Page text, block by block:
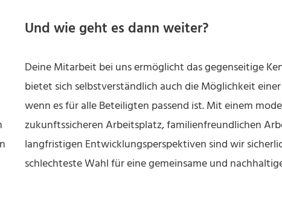
Und wie geht es dann weiter?
Deine Mitarbeit bei uns ermöglicht das gegenseitige
bietet sich selbstverständlich auch die Möglichkeit
wenn es für alle Beteiligten passend ist. Mit einem
zukunftssicheren Arbeitsplatz, familienfreundlichen
langfristigen Entwicklungsperspektiven sind wir
schlechteste Wahl für eine gemeinsame und